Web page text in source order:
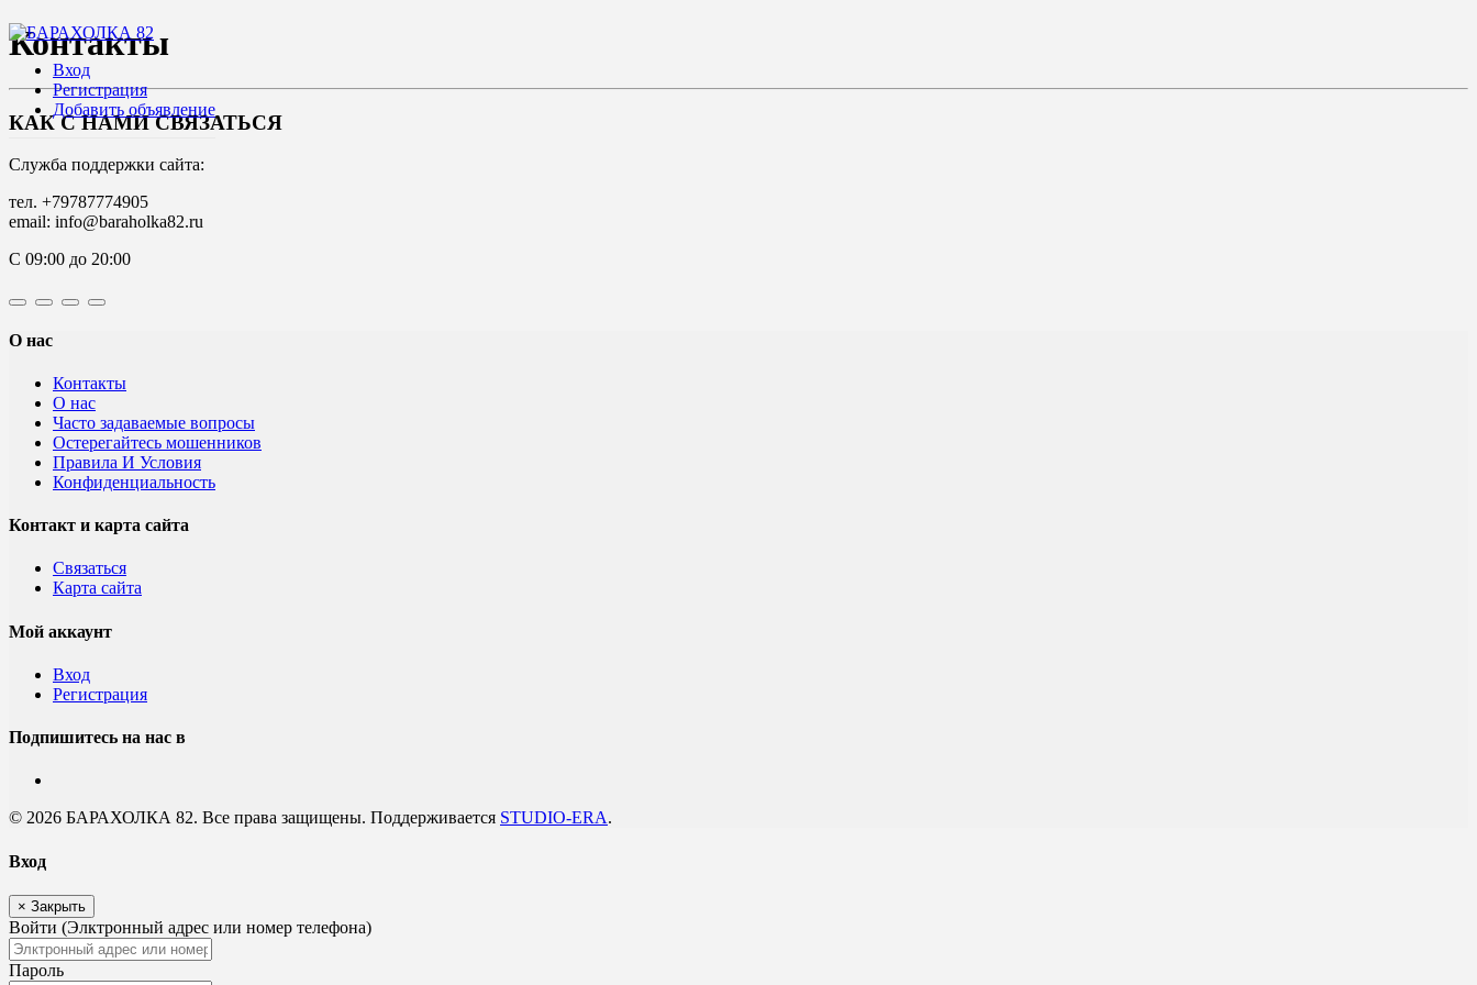
Вход
Регистрация
Добавить объявление
Контакты
КАК С НАМИ СВЯЗАТЬСЯ
Служба поддержки сайта:
тел. +79787774905
email: info@baraholka82.ru
С 09:00 до 20:00
О нас
Контакты
О нас
Часто задаваемые вопросы
Остерегайтесь мошенников
Правила И Условия
Конфиденциальность
Контакт и карта сайта
Связаться
Карта сайта
Мой аккаунт
Вход
Регистрация
Подпишитесь на нас в
© 2026 БАРАХОЛКА 82. Все права защищены. Поддерживается STUDIO-ERA.
Вход
× Закрыть
Войти (Элктронный адрес или номер телефона)
Пароль